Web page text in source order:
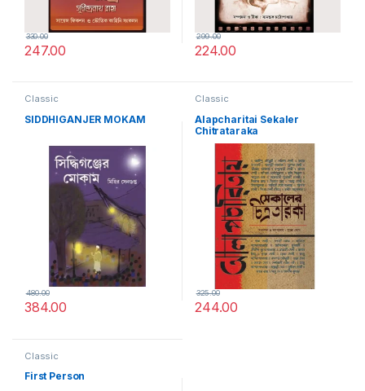
247.00
330.00
224.00
299.00
Classic
SIDDHIGANJER MOKAM
384.00
480.00
Classic
Alapcharitai Sekaler
Chitrataraka
244.00
325.00
Classic
First Person